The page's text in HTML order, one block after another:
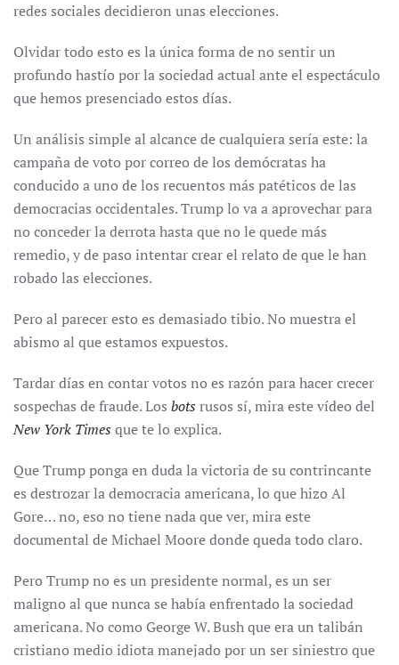
redes sociales decidieron unas elecciones.
Olvidar todo esto es la única forma de no sentir un
profundo hastío por la sociedad actual ante el espectáculo
que hemos presenciado estos días.
Un análisis simple al alcance de cualquiera sería este: la
campaña de voto por correo de los demócratas ha
conducido a uno de los recuentos más patéticos de las
democracias occidentales. Trump lo va a aprovechar para
no conceder la derrota hasta que no le quede más
remedio, y de paso intentar crear el relato de que le han
robado las elecciones.
Pero al parecer esto es demasiado tibio. No muestra el
abismo al que estamos expuestos.
Tardar días en contar votos no es razón para hacer crecer
sospechas de fraude. Los bots rusos sí, mira este vídeo del
New York Times que te lo explica.
Que Trump ponga en duda la victoria de su contrincante
es destrozar la democracia americana, lo que hizo Al
Gore… no, eso no tiene nada que ver, mira este
documental de Michael Moore donde queda todo claro.
Pero Trump no es un presidente normal, es un ser
maligno al que nunca se había enfrentado la sociedad
americana. No como George W. Bush que era un talibán
cristiano medio idiota manejado por un ser siniestro que